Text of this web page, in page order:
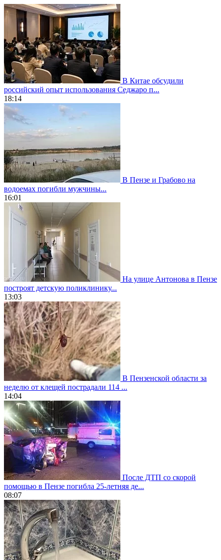
В Китае обсудили
российский опыт использования Седжаро п...
18:14
В Пензе и Грабово на
водоемах погибли мужчины...
16:01
На улице Антонова в Пензе
построят детскую поликлинику...
13:03
В Пензенской области за
неделю от клещей пострадали 114 ...
14:04
После ДТП со скорой
помощью в Пензе погибла 25-летняя де...
08:07